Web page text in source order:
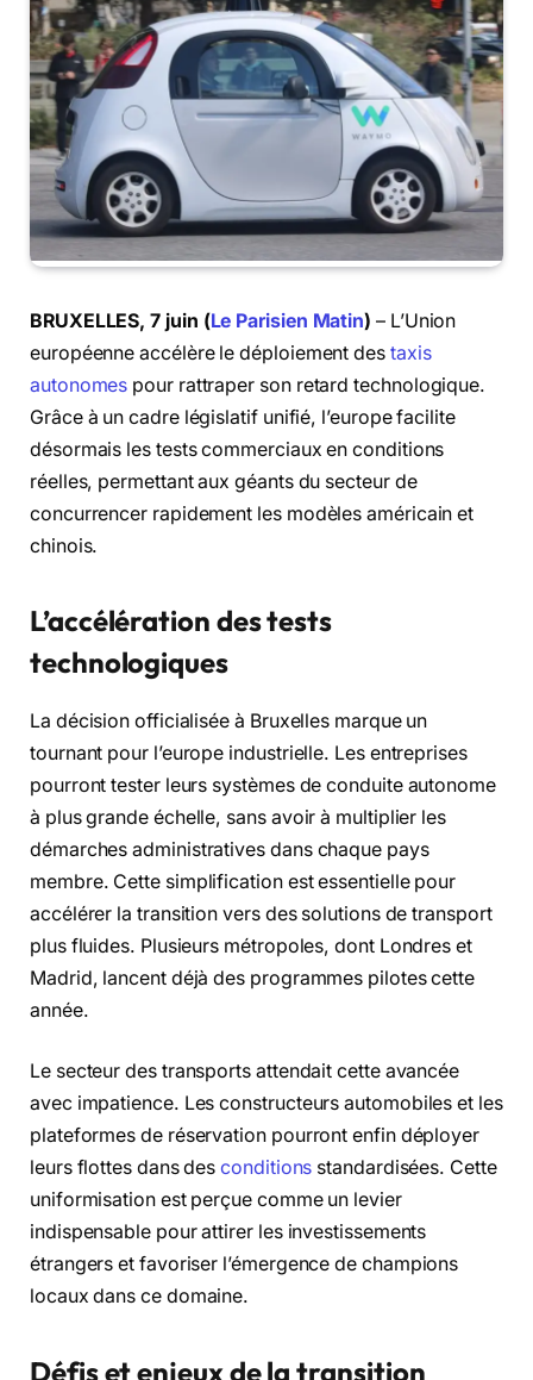
BRUXELLES, 7 juin (Le Parisien Matin) – L’Union
européenne accélère le déploiement des taxis
autonomes pour rattraper son retard technologique.
Grâce à un cadre législatif unifié, l’europe facilite
désormais les tests commerciaux en conditions
réelles, permettant aux géants du secteur de
concurrencer rapidement les modèles américain et
chinois.
L’accélération des tests
technologiques
La décision officialisée à Bruxelles marque un
tournant pour l’europe industrielle. Les entreprises
pourront tester leurs systèmes de conduite autonome
à plus grande échelle, sans avoir à multiplier les
démarches administratives dans chaque pays
membre. Cette simplification est essentielle pour
accélérer la transition vers des solutions de transport
plus fluides. Plusieurs métropoles, dont Londres et
Madrid, lancent déjà des programmes pilotes cette
année.
Le secteur des transports attendait cette avancée
avec impatience. Les constructeurs automobiles et les
plateformes de réservation pourront enfin déployer
leurs flottes dans desconditions standardisées. Cette
uniformisation est perçue comme un levier
indispensable pour attirer les investissements
étrangers et favoriser l’émergence de champions
locaux dans ce domaine.
Défis et enjeux de la transition